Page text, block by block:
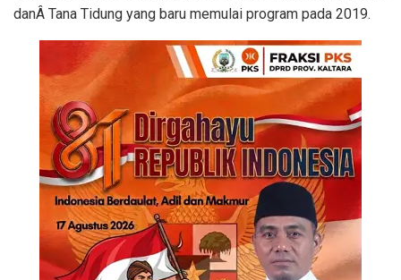
danÂ Tana Tidung yang baru memulai program pada 2019.